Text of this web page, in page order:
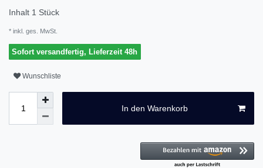
Inhalt 1 Stück
* inkl. ges. MwSt.
Sofort versandfertig, Lieferzeit 48h
Wunschliste
In den Warenkorb